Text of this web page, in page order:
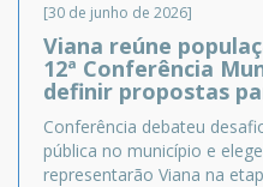
[30 de junho de 2026]
Viana reúne
12ª Conferência
definir propostas
Conferência debateu
pública no município e
representarão Viana na